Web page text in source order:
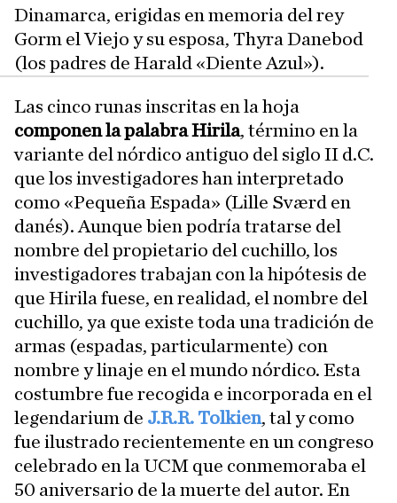
Dinamarca, erigidas en memoria del rey
Gorm el Viejo y su esposa, Thyra Danebod
(los padres de Harald «Diente Azul»).
Las cinco runas inscritas en la hoja
componen la palabra Hirila, término en la
variante del nórdico antiguo del siglo II d.C.
que los investigadores han interpretado
como «Pequeña Espada» (Lille Sværd en
danés). Aunque bien podría tratarse del
nombre del propietario del cuchillo, los
investigadores trabajan con la hipótesis de
que Hirila fuese, en realidad, el nombre del
cuchillo, ya que existe toda una tradición de
armas (espadas, particularmente) con
nombre y linaje en el mundo nórdico. Esta
costumbre fue recogida e incorporada en el
legendarium de J.R.R. Tolkien, tal y como
fue ilustrado recientemente en un congreso
celebrado en la UCM que conmemoraba el
50 aniversario de la muerte del autor. En